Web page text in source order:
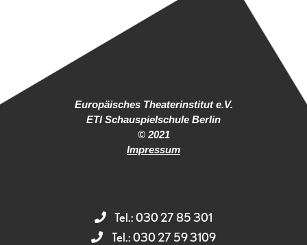
Europäisches Theaterinstitut e.V.
ETI Schauspielschule Berlin
© 2021
Impressum
Tel.: 030 27 85 301
Tel.: 030 27 59 3109